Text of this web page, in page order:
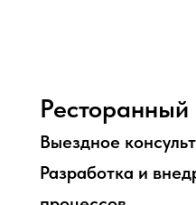
Ресторанный
Выездное
Разработка и